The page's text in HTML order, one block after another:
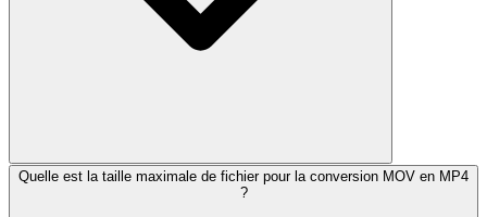
Quelle est la taille maximale de fichier pour la conversion MOV en MP4
?